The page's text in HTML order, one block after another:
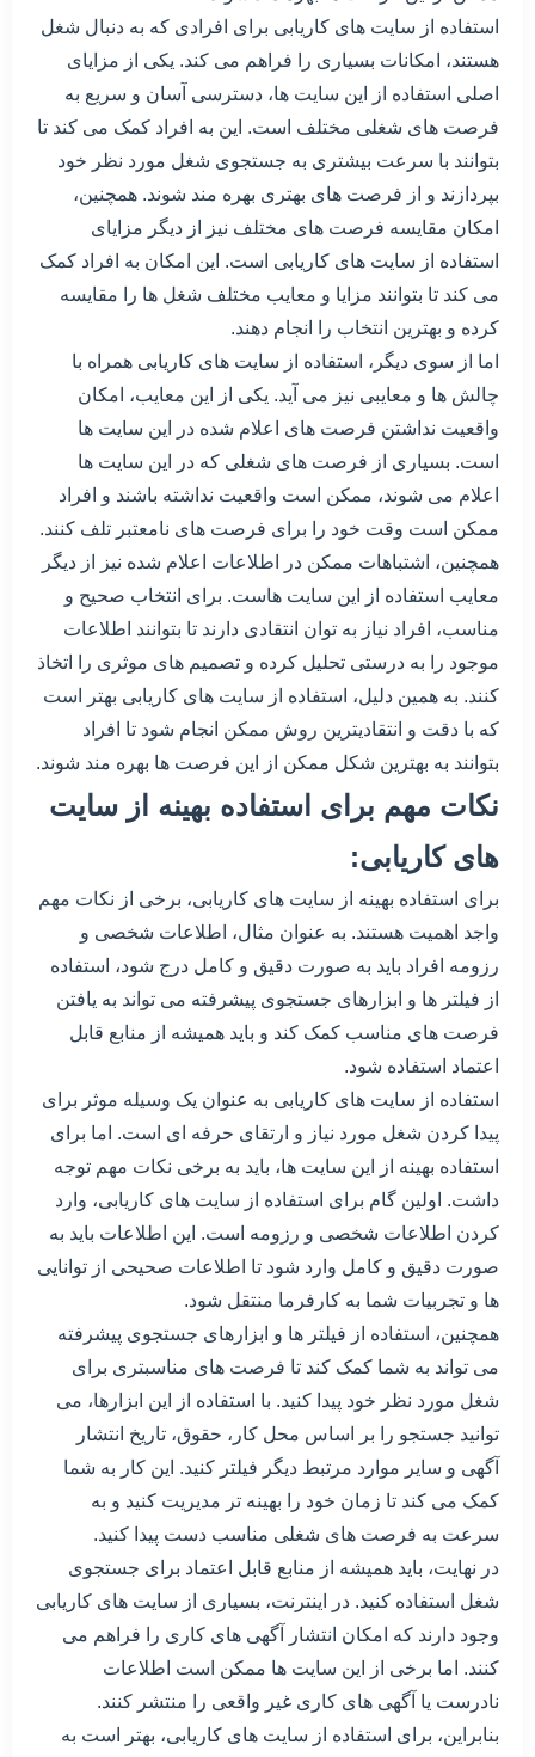
استفاده از سایت های کاریابی برای افرادی که به دنبال شغل
هستند، امکانات بسیاری را فراهم می کند. یکی از مزایای
اصلی استفاده از این سایت ها، دسترسی آسان و سریع به
فرصت های شغلی مختلف است. این به افراد کمک می کند تا
بتوانند با سرعت بیشتری به جستجوی شغل مورد نظر خود
بپردازند و از فرصت های بهتری بهره مند شوند. همچنین،
امکان مقایسه فرصت های مختلف نیز از دیگر مزایای
استفاده از سایت های کاریابی است. این امکان به افراد کمک
می کند تا بتوانند مزایا و معایب مختلف شغل ها را مقایسه
کرده و بهترین انتخاب را انجام دهند.
اما از سوی دیگر، استفاده از سایت های کاریابی همراه با
چالش ها و معایبی نیز می آید. یکی از این معایب، امکان
واقعیت نداشتن فرصت های اعلام شده در این سایت ها
است. بسیاری از فرصت های شغلی که در این سایت ها
اعلام می شوند، ممکن است واقعیت نداشته باشند و افراد
ممکن است وقت خود را برای فرصت های نامعتبر تلف کنند.
همچنین، اشتباهات ممکن در اطلاعات اعلام شده نیز از دیگر
معایب استفاده از این سایت هاست. برای انتخاب صحیح و
مناسب، افراد نیاز به توان انتقادی دارند تا بتوانند اطلاعات
موجود را به درستی تحلیل کرده و تصمیم های موثری را اتخاذ
کنند. به همین دلیل، استفاده از سایت های کاریابی بهتر است
که با دقت و انتقادیترین روش ممکن انجام شود تا افراد
بتوانند به بهترین شکل ممکن از این فرصت ها بهره مند شوند.
نکات مهم برای استفاده بهینه از سایت
های کاریابی:
برای استفاده بهینه از سایت های کاریابی، برخی از نکات مهم
واجد اهمیت هستند. به عنوان مثال، اطلاعات شخصی و
رزومه افراد باید به صورت دقیق و کامل درج شود، استفاده
از فیلتر ها و ابزارهای جستجوی پیشرفته می تواند به یافتن
فرصت های مناسب کمک کند و باید همیشه از منابع قابل
اعتماد استفاده شود.
استفاده از سایت های کاریابی به عنوان یک وسیله موثر برای
پیدا کردن شغل مورد نیاز و ارتقای حرفه ای است. اما برای
استفاده بهینه از این سایت ها، باید به برخی نکات مهم توجه
داشت. اولین گام برای استفاده از سایت های کاریابی، وارد
کردن اطلاعات شخصی و رزومه است. این اطلاعات باید به
صورت دقیق و کامل وارد شود تا اطلاعات صحیحی از توانایی
ها و تجربیات شما به کارفرما منتقل شود.
همچنین، استفاده از فیلتر ها و ابزارهای جستجوی پیشرفته
می تواند به شما کمک کند تا فرصت های مناسبتری برای
شغل مورد نظر خود پیدا کنید. با استفاده از این ابزارها، می
توانید جستجو را بر اساس محل کار، حقوق، تاریخ انتشار
آگهی و سایر موارد مرتبط دیگر فیلتر کنید. این کار به شما
کمک می کند تا زمان خود را بهینه تر مدیریت کنید و به
سرعت به فرصت های شغلی مناسب دست پیدا کنید.
در نهایت، باید همیشه از منابع قابل اعتماد برای جستجوی
شغل استفاده کنید. در اینترنت، بسیاری از سایت های کاریابی
وجود دارند که امکان انتشار آگهی های کاری را فراهم می
کنند. اما برخی از این سایت ها ممکن است اطلاعات
نادرست یا آگهی های کاری غیر واقعی را منتشر کنند.
بنابراین، برای استفاده از سایت های کاریابی، بهتر است به